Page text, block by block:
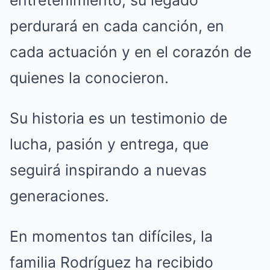
perdurará en cada canción, en
cada actuación y en el corazón de
quienes la conocieron.
Su historia es un testimonio de
lucha, pasión y entrega, que
seguirá inspirando a nuevas
generaciones.
En momentos tan difíciles, la
familia Rodríguez ha recibido